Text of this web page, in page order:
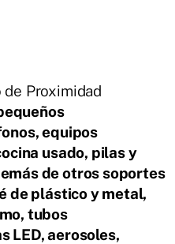
Proximidad
equipos
usado, pilas y
de otros soportes
de plástico y metal,
tubos
LED, aerosoles,